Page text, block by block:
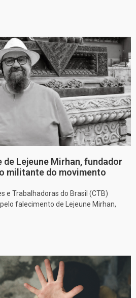
de Lejeune Mirhan, fundador
militante do movimento
e Trabalhadoras do Brasil (CTB)
falecimento de Lejeune Mirhan,